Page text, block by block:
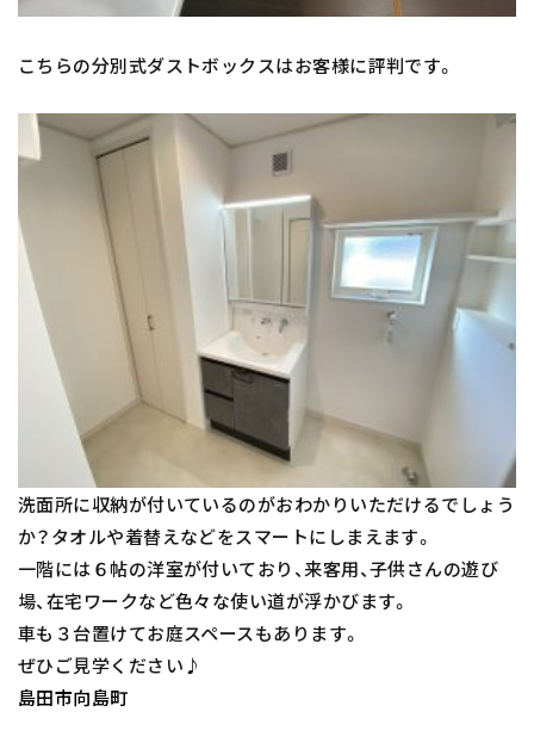
こちらの分別式ダストボックスはお客様に評判です。
洗面所に収納が付いているのがおわかりいただけるでしょう
か？タオルや着替えなどをスマートにしまえます。
一階には６帖の洋室が付いており、来客用、子供さんの遊び
場、在宅ワークなど色々な使い道が浮かびます。
車も３台置けてお庭スペースもあります。
ぜひご見学ください♪
島田市向島町